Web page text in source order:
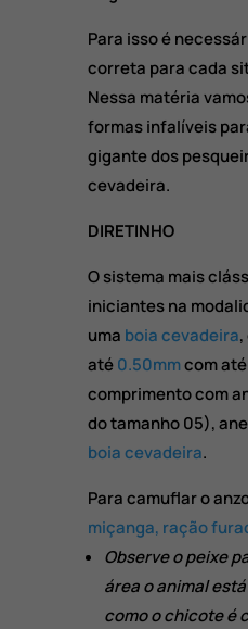
Para isso é
correta para cada
Nessa matéria
formas infalíveis
gigante dos
cevadeira.
DIRETINHO
O sistema mais
iniciantes na
uma boia cevadeira
até0.50mmcom até
comprimento com
do tamanho 05),
boia cevadeira.
Para camuflar o
miçanga, ração
Observe o peixe
área o animal
como o chicote é